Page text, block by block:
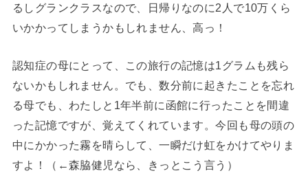
るしグランクラスなので、日帰りなのに2人で10万くら
いかかってしまうかもしれません、高っ！
認知症の母にとって、この旅行の記憶は1グラムも残ら
ないかもしれません。でも、数分前に起きたことを忘れ
る母でも、わたしと1年半前に函館に行ったことを間違
った記憶ですが、覚えてくれています。今回も母の頭の
中にかかった霧を晴らして、一瞬だけ虹をかけてやりま
すよ！（←森脇健児なら、きっとこう言う）